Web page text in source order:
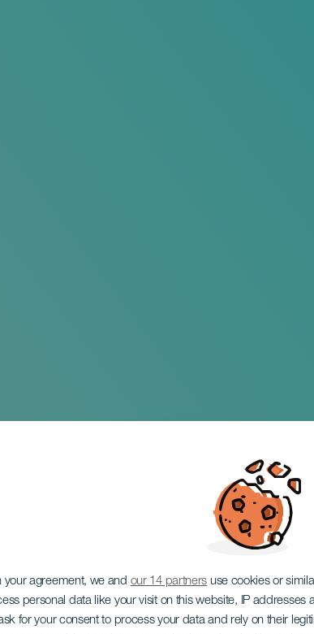
your agreement, we and our 14 partners use cookies or
personal data like your visit on this website, IP
for your consent to process your data and rely on their
Traslacíón